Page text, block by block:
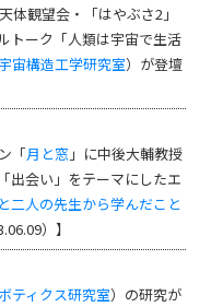
体観望会・「はやぶさ2」
トーク「人類は宇宙で生活
宙構造工学研究室）が登壇
「月と窓 」に中後大輔教授
出会い」をテーマにしたエ
二人の先生から学んだこと
）】
ティクス研究室）の研究が